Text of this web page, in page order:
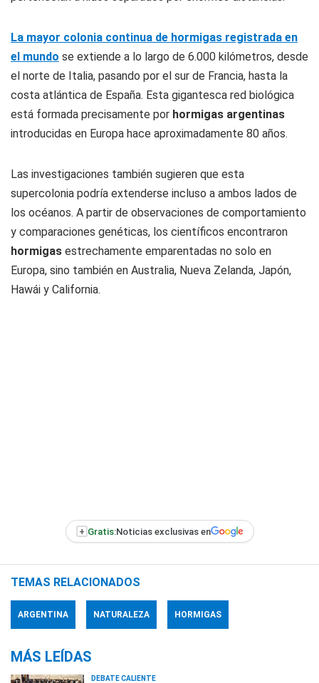
La mayor colonia continua de hormigas registrada en
el mundo se extiende a lo largo de 6.000 kilómetros, desde
el norte de Italia, pasando por el sur de Francia, hasta la
costa atlántica de España. Esta gigantesca red biológica
está formada precisamente por hormigas argentinas
introducidas en Europa hace aproximadamente 80 años.
Las investigaciones también sugieren que esta
supercolonia podría extenderse incluso a ambos lados de
los océanos. A partir de observaciones de comportamiento
y comparaciones genéticas, los científicos encontraron
hormigas estrechamente emparentadas no solo en
Europa, sino también en Australia, Nueva Zelanda, Japón,
Hawái y California.
+ Gratis:Noticias exclusivas en
TEMAS RELACIONADOS
ARGENTINA NATURALEZA HORMIGAS
MÁS LEÍDAS
DEBATE CALIENTE